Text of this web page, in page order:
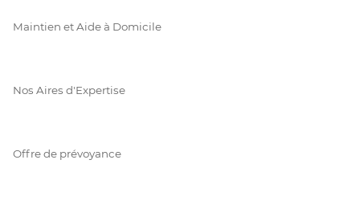
Maintien et Aide à Domicile
Nos Aires d'Expertise
Offre de prévoyance